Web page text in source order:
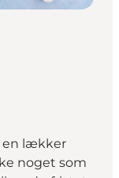
en lækker
noget som